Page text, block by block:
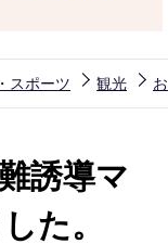
スポーツ 観光
誘導マ
た。